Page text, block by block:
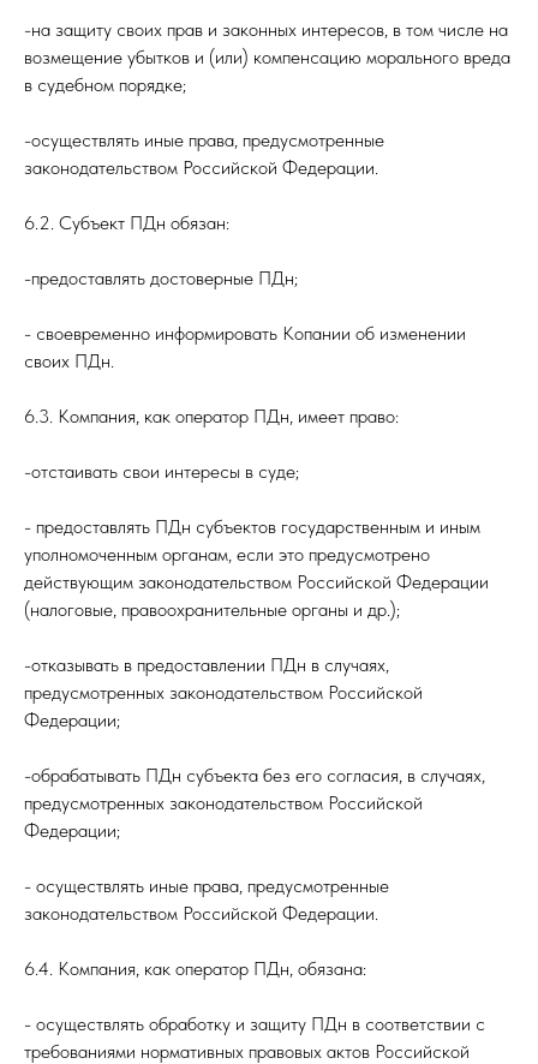
-на защиту своих прав и законных интересов, в том числе на
возмещение убытков и (или) компенсацию морального вреда
в судебном порядке;
-осуществлять иные права, предусмотренные
законодательством Российской Федерации.
6.2. Субъект ПДн обязан:
-предоставлять достоверные ПДн;
- своевременно информировать Копании об изменении
своих ПДн.
6.3. Компания, как оператор ПДн, имеет право:
-отстаивать свои интересы в суде;
- предоставлять ПДн субъектов государственным и иным
уполномоченным органам, если это предусмотрено
действующим законодательством Российской Федерации
(налоговые, правоохранительные органы и др.);
-отказывать в предоставлении ПДн в случаях,
предусмотренных законодательством Российской
Федерации;
-обрабатывать ПДн субъекта без его согласия, в случаях,
предусмотренных законодательством Российской
Федерации;
- осуществлять иные права, предусмотренные
законодательством Российской Федерации.
6.4. Компания, как оператор ПДн, обязана:
- осуществлять обработку и защиту ПДн в соответствии с
требованиями нормативных правовых актов Российской